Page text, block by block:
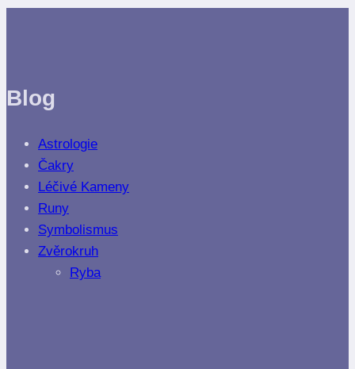
Blog
Astrologie
Čakry
Léčivé Kameny
Runy
Symbolismus
Zvěrokruh
Ryba